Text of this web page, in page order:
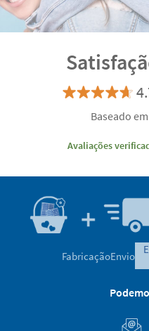
Baseado
Avaliações
FabricaçãoEnvio